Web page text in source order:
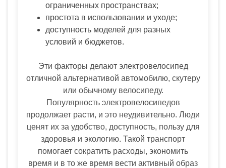
ограниченных пространствах;
простота в использовании и уходе;
доступность моделей для разных
условий и бюджетов.
Эти факторы делают электровелосипед
отличной альтернативой автомобилю, скутеру
или обычному велосипеду.
Популярность электровелосипедов
продолжает расти, и это неудивительно. Люди
ценят их за удобство, доступность, пользу для
здоровья и экологию. Такой транспорт
помогает сократить расходы, экономить
время и в то же время вести активный образ